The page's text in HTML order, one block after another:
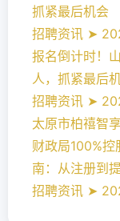
抓紧最后机会
招聘资讯 ➤
报名倒计时！
人，抓紧最后
招聘资讯 ➤
太原市柏禧智
财政局100%
南：从注册到
招聘资讯 ➤